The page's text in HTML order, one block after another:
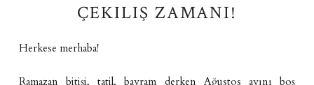
ÇEKILIŞ ZAMANI!
Herkese merhaba!
Ramazan bitişi, tatil, bayram derken Ağustos ayını boş